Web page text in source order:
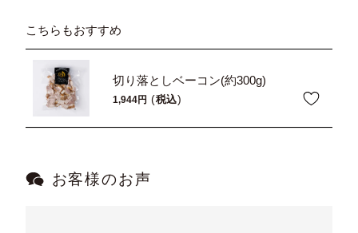
こちらもおすすめ
切り落としベーコン(約300g)
1,944 税込
お客様のお声